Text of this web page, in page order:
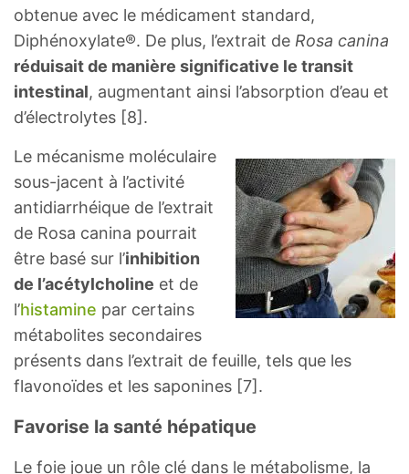
obtenue avec le médicament standard,
Diphénoxylate®. De plus, l’extrait de Rosa canina
réduisait de manière significative le transit
intestinal, augmentant ainsi l’absorption d’eau et
d’électrolytes [8].
Le mécanisme moléculaire
sous-jacent à l’activité
antidiarrhéique de l’extrait
de Rosa canina pourrait
être basé sur l’inhibition
de l’acétylcholine et de
l’histamine par certains
métabolites secondaires
présents dans l’extrait de feuille, tels que les
flavonoïdes et les saponines [7].
Favorise la santé hépatique
Le foie joue un rôle clé dans le métabolisme, la